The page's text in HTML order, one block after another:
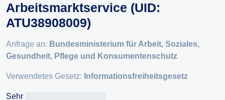
Arbeitsmarktservice (UID:
ATU38908009)
Anfrage an: Bundesministerium für Arbeit, Soziales,
Gesundheit, Pflege und Konsumentenschutz
Verwendetes Gesetz: Informationsfreiheitsgesetz
Sehr